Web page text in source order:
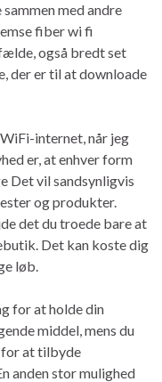
med andre
fiber wi fi
også bredt set
der er til at downloade
internet, når jeg
er, at enhver form
Det vil sandsynligvis
og produkter.
det du troede bare at
Det kan koste dig
løb.
for at holde din
middel, mens du
for at tilbyde
anden stor mulighed